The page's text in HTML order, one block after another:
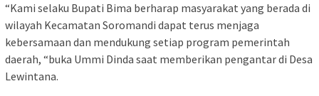
“Kami selaku Bupati Bima berharap masyarakat yang berada di
wilayah Kecamatan Soromandi dapat terus menjaga
kebersamaan dan mendukung setiap program pemerintah
daerah, “buka Ummi Dinda saat memberikan pengantar di Desa
Lewintana.